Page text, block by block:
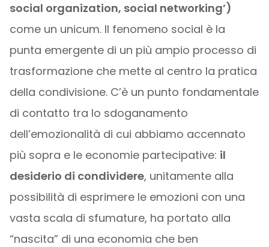
social organization, social networking’)
come un unicum. Il fenomeno social è la
punta emergente di un più ampio processo di
trasformazione che mette al centro la pratica
della condivisione. C’è un punto fondamentale
di contatto tra lo sdoganamento
dell’emozionalità di cui abbiamo accennato
più sopra e le economie partecipative: il
desiderio di condividere, unitamente alla
possibilità di esprimere le emozioni con una
vasta scala di sfumature, ha portato alla
“nascita” di una economia che ben